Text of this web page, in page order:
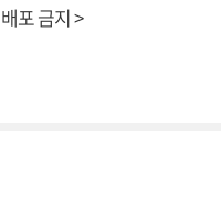
포 금지 >